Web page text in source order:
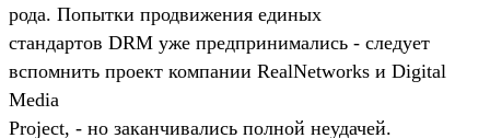
рода. Попытки продвижения единых
стандартов DRM уже предпринимались - следует
вспомнить проект компании RealNetworks и Digital
Media
Project, - но заканчивались полной неудачей.